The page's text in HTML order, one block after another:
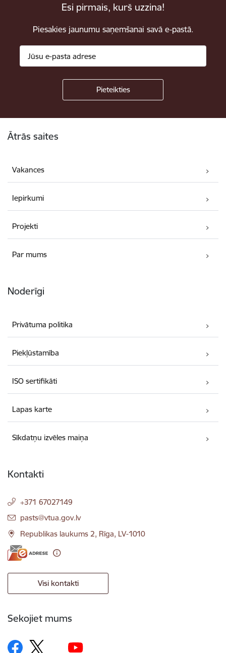
Esi pirmais, kurš uzzina!
Piesakies jaunumu saņemšanai savā e-pastā.
Ātrās saites
Vakances
Iepirkumi
Projekti
Par mums
Noderīgi
Privātuma politika
Piekļūstamība
ISO sertifikāti
Lapas karte
Sīkdatņu izvēles maiņa
Kontakti
+371 67027149
E-pasts:
pasts@vtua.gov.lv
Republikas laukums 2, Rīga, LV-1010
Visi kontakti
Sekojiet mums